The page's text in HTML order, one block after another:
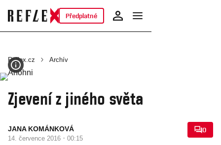
Předplatné
Reflex.cz Archív
Zjevení z jiného světa
JANA KOMÁNKOVÁ
14. července 2016 · 00:15
0